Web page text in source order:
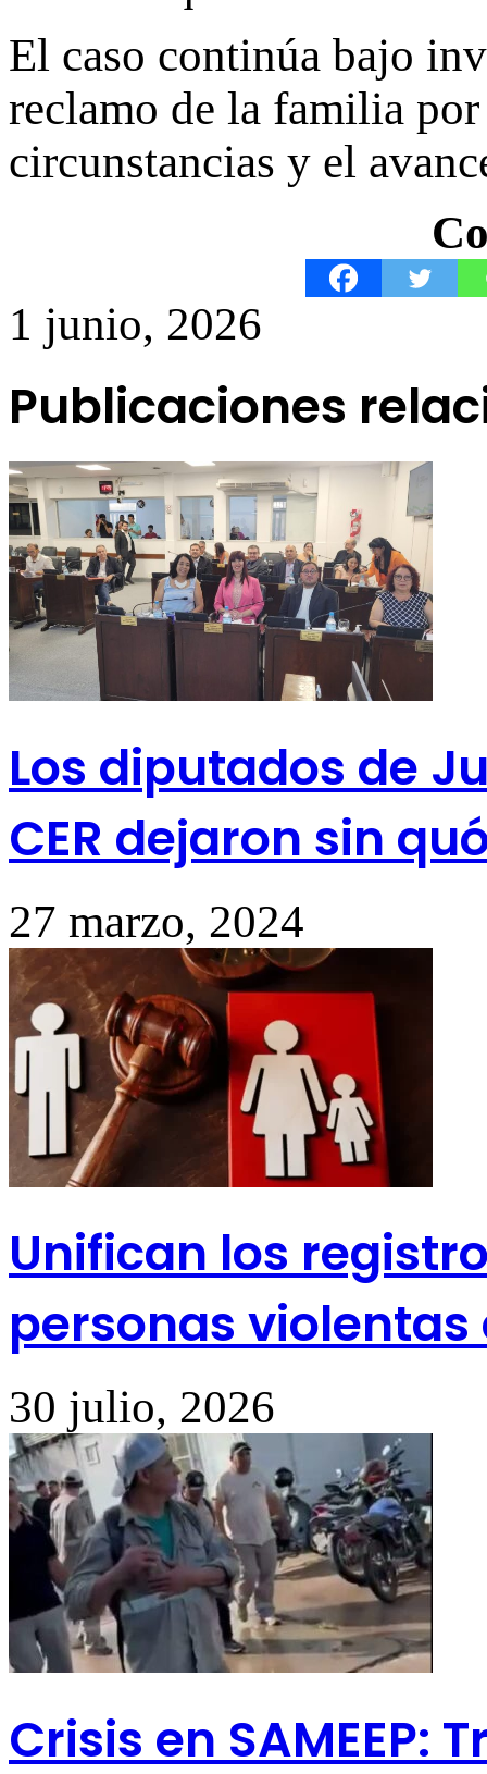
El caso continúa bajo
reclamo de la familia
circunstancias y el
1 junio, 2026
Publicaciones
Los diputados de
CER dejaron sin
27 marzo, 2024
Unifican los
personas violentas
30 julio, 2026
Crisis en SAMEEP: